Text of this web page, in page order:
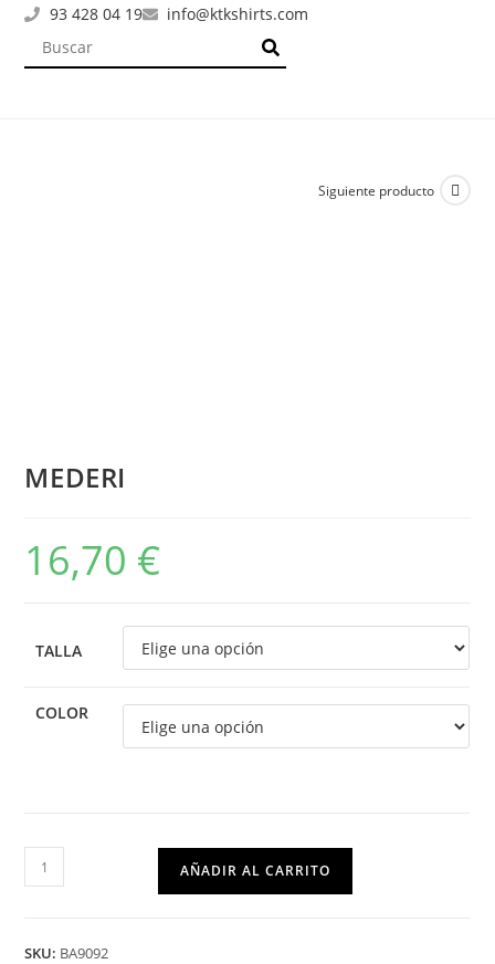
93 428 04 19 info@ktkshirts.com
Siguiente producto
MEDERI
16,70 €
TALLA
COLOR
AÑADIR AL CARRITO
SKU: BA9092